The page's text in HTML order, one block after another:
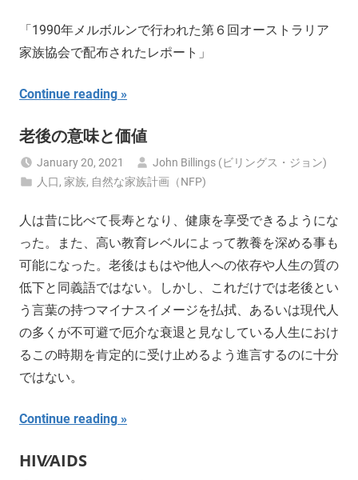
「1990年メルボルンで行われた第６回オーストラリア
家族協会で配布されたレポート」
Continue reading
老後の意味と価値
January 20, 2021
John Billings (ビリングス・ジョン)
人口,家族, 自然な家族計画（NFP)
人は昔に比べて長寿となり、健康を享受できるようにな
った。また、高い教育レベルによって教養を深める事も
可能になった。老後はもはや他人への依存や人生の質の
低下と同義語ではない。しかし、これだけでは老後とい
う言葉の持つマイナスイメージを払拭、あるいは現代人
の多くが不可避で厄介な衰退と見なしている人生におけ
るこの時期を肯定的に受け止めるよう進言するのに十分
ではない。
Continue reading
HIV⁄AIDS